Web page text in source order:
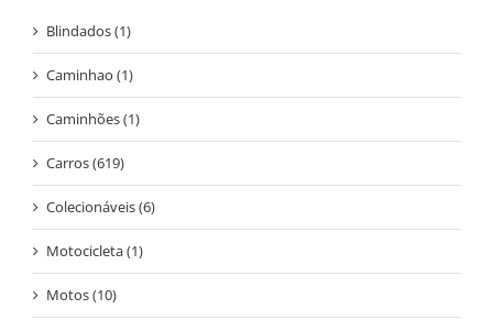
Blindados (1)
Caminhao (1)
Caminhões (1)
Carros (619)
Colecionáveis (6)
Motocicleta (1)
Motos (10)